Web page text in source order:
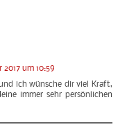
2017 um 10:59
ich wünsche dir viel Kraft,
immer sehr persönlichen